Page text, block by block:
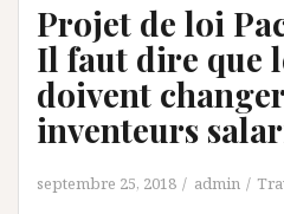
Projet de loi
Il faut dire que
doivent
inventeurs
septembre 25, 2018 admin